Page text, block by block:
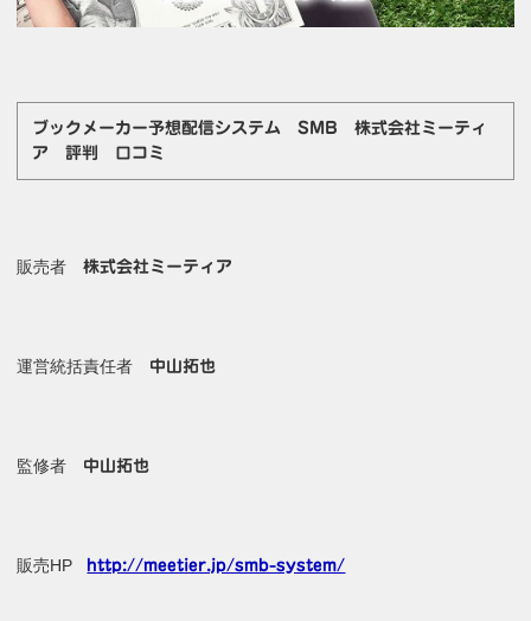
ブックメーカー予想配信システム SMB 株式会社ミーティ
ア 評判 口コミ
販売者株式会社ミーティア
運営統括責任者 中山拓也
監修者 中山拓也
販売HP http://meetier.jp/smb-system/